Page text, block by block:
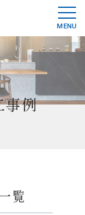
MENU
事例
覧